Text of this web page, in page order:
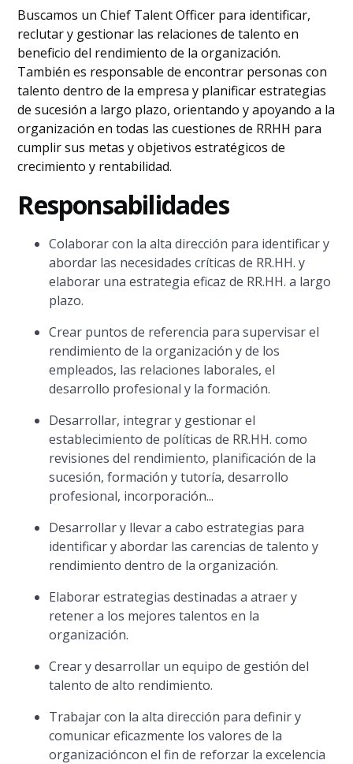
Buscamos un Chief Talent Officer para identificar,
reclutar y gestionar las relaciones de talento en
beneficio del rendimiento de la organización.
También es responsable de encontrar personas con
talento dentro de la empresa y planificar estrategias
de sucesión a largo plazo, orientando y apoyando a la
organización en todas las cuestiones de RRHH para
cumplir sus metas y objetivos estratégicos de
crecimiento y rentabilidad.
Responsabilidades
Colaborar con la alta dirección para identificar y
abordar las necesidades críticas de RR.HH. y
elaborar una estrategia eficaz de RR.HH. a largo
plazo.
Crear puntos de referencia para supervisar el
rendimiento de la organización y de los
empleados, las relaciones laborales, el
desarrollo profesional y la formación.
Desarrollar, integrar y gestionar el
establecimiento de políticas de RR.HH. como
revisiones del rendimiento, planificación de la
sucesión, formación y tutoría, desarrollo
profesional, incorporación...
Desarrollar y llevar a cabo estrategias para
identificar y abordar las carencias de talento y
rendimiento dentro de la organización.
Elaborar estrategias destinadas a atraer y
retener a los mejores talentos en la
organización.
Crear y desarrollar un equipo de gestión del
talento de alto rendimiento.
Trabajar con la alta dirección para definir y
comunicar eficazmente los valores de la
organizacióncon el fin de reforzar la excelencia